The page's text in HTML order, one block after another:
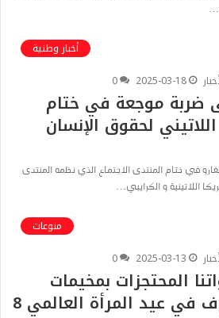
أخبار وطنية
2025-03-18
0
ضربة موجعة في ختام
لحقوق الإنسان
في ختام المنتدى الاجتماع الذي نظمه المنتدى
اللاتينية و الكرايبي…
منوعات
2025-03-13
0
المحتجزات بمخيمات
الذل والعار بتندوف في عيد المرأة العالمي 8